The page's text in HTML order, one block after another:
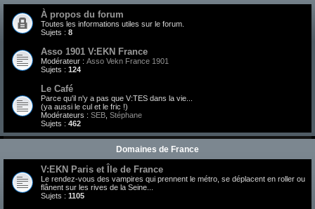
À propos du forum
Toutes les informations utiles sur le forum.
Sujets : 8
Asso 1901 V:EKN France
Modérateur : Asso Vekn France 1901
Sujets : 124
Le Café
Parce qu'il n'y a pas que V:TES dans la vie...
(ya aussi le cul et le fric !)
Modérateurs : SEB Stéphane
Sujets : 462
Domaines de France
V:EKN Paris et Île de France
Le rendez-vous des vampires qui prennent le métro, se déplacent en roller ou
flânent sur les rives de la Seine...
Sujets : 1105